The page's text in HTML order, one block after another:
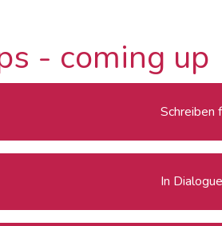
- coming up
Schreiben
In